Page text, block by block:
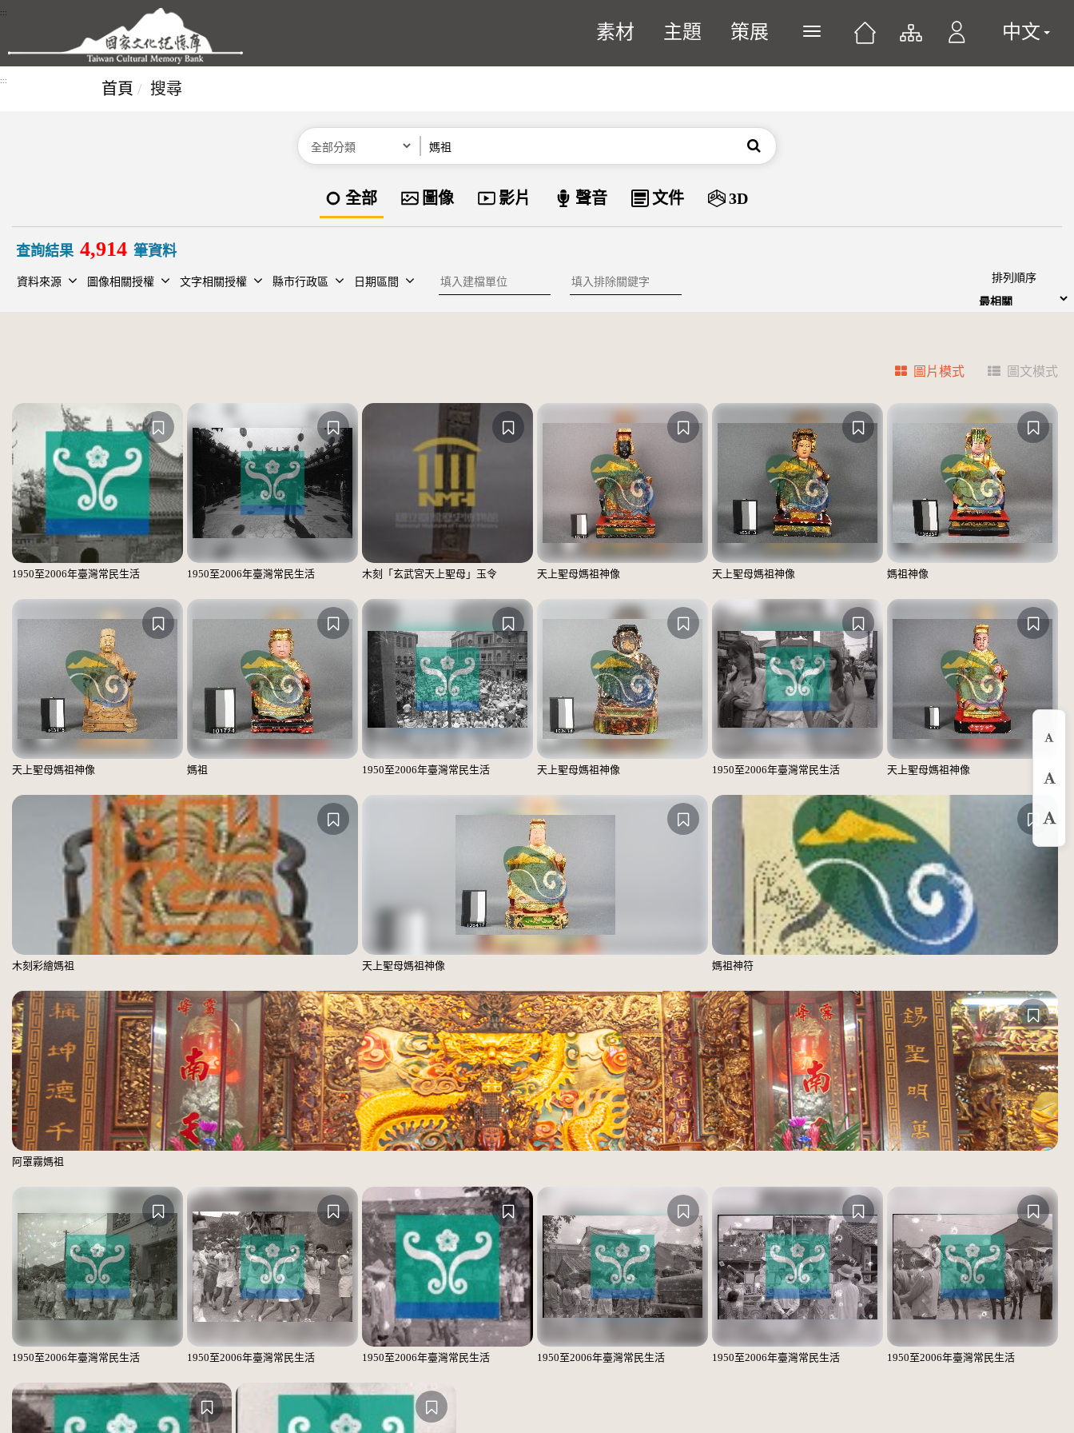
跳到主要內容區塊
:::
素材 主題 策展 展開或關閉主選單 中文
::: 首頁 搜尋
分類 搜尋
資料類型
全部 圖像 影片 聲音 文件 3D
查詢結果 4,914 筆資料
資料來源 圖像相關授權 文字相關授權 縣市行政區 日期區間 建檔單位 排除關鍵字 排列順序
圖片模式 圖文模式
1950至2006年臺灣常民生活 1950至2006年臺灣常民生活 木刻「玄武宮天上聖母」玉令 天上聖母媽祖神像 天上聖母媽祖神像 媽祖神像
天上聖母媽祖神像 媽祖 1950至2006年臺灣常民生活 天上聖母媽祖神像 1950至2006年臺灣常民生活 天上聖母媽祖神像
木刻彩繪媽祖 天上聖母媽祖神像 媽祖神符
阿罩霧媽祖
1950至2006年臺灣常民生活 1950至2006年臺灣常民生活 1950至2006年臺灣常民生活 1950至2006年臺灣常民生活 1950至2006年臺灣常民生活 1950至2006年臺灣常民生活
放